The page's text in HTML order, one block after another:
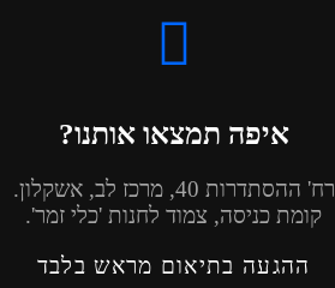
איפה תמצאו אותנו?
רח' ההסתדרות 40, מרכז לב, אשקלון.
קומת כניסה, צמוד לחנות 'כלי זמר'.
ההגעה בתיאום מראש בלבד